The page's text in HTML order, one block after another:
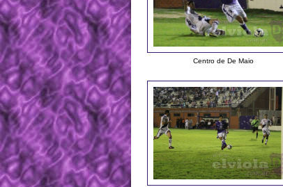
Centro de De Maio